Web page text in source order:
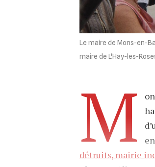
Le maire de Mons-en-
maire de L'Hay-les-
M
détruits, mairie